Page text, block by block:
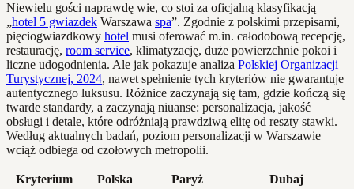
Niewielu gości naprawdę wie, co stoi za oficjalną klasyfikacją
„hotel 5 gwiazdek Warszawa spa”. Zgodnie z polskimi przepisami,
pięciogwiazdkowy hotel musi oferować m.in. całodobową recepcję,
restaurację, room service, klimatyzację, duże powierzchnie pokoi i
liczne udogodnienia. Ale jak pokazuje analiza Polskiej Organizacji
Turystycznej, 2024, nawet spełnienie tych kryteriów nie gwarantuje
autentycznego luksusu. Różnice zaczynają się tam, gdzie kończą się
twarde standardy, a zaczynają niuanse: personalizacja, jakość
obsługi i detale, które odróżniają prawdziwą elitę od reszty stawki.
Według aktualnych badań, poziom personalizacji w Warszawie
wciąż odbiega od czołowych metropolii.
Kryterium Polska Paryż
Dubaj